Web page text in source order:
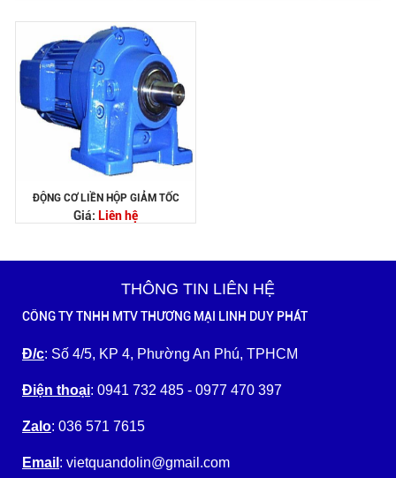
ĐỘNG CƠ LIỀN HỘP GIẢM TỐC
Giá: Liên hệ
THÔNG TIN LIÊN HỆ
CÔNG TY TNHH MTV THƯƠNG MẠI LINH DUY PHÁT
Đ/c: Số 4/5, KP 4, Phường An Phú, TPHCM
Điện thoại: 0941 732 485 - 0977 470 397
Zalo: 036 571 7615
Email : vietquandolin@gmail.com